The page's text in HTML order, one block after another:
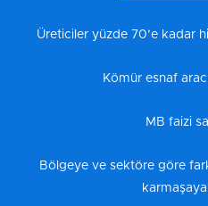
Üreticiler yüzde 70’e kadar
Kömür esnaf
MB faizi
Bölgeye ve sektöre göre